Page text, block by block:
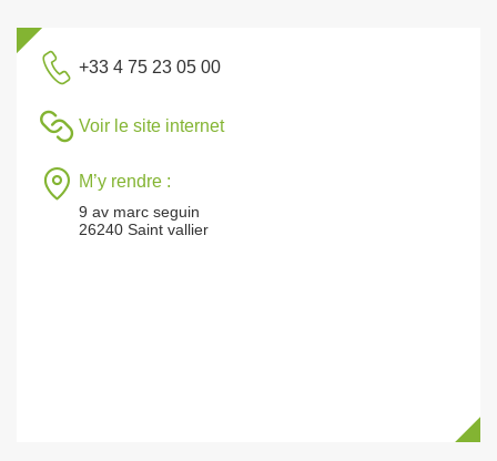
+33 4 75 23 05 00
Voir le site internet
M’y rendre :
9 av marc seguin
26240 Saint vallier